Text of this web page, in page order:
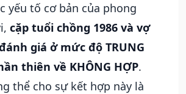
yếu tố cơ bản của phong
cặp tuổi chồng 1986 và vợ
giá ở mức độ TRUNG
thiên về KHÔNG HỢP.
thể cho sự kết hợp này là